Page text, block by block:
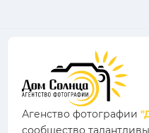
Агенство фотографии
сообщество